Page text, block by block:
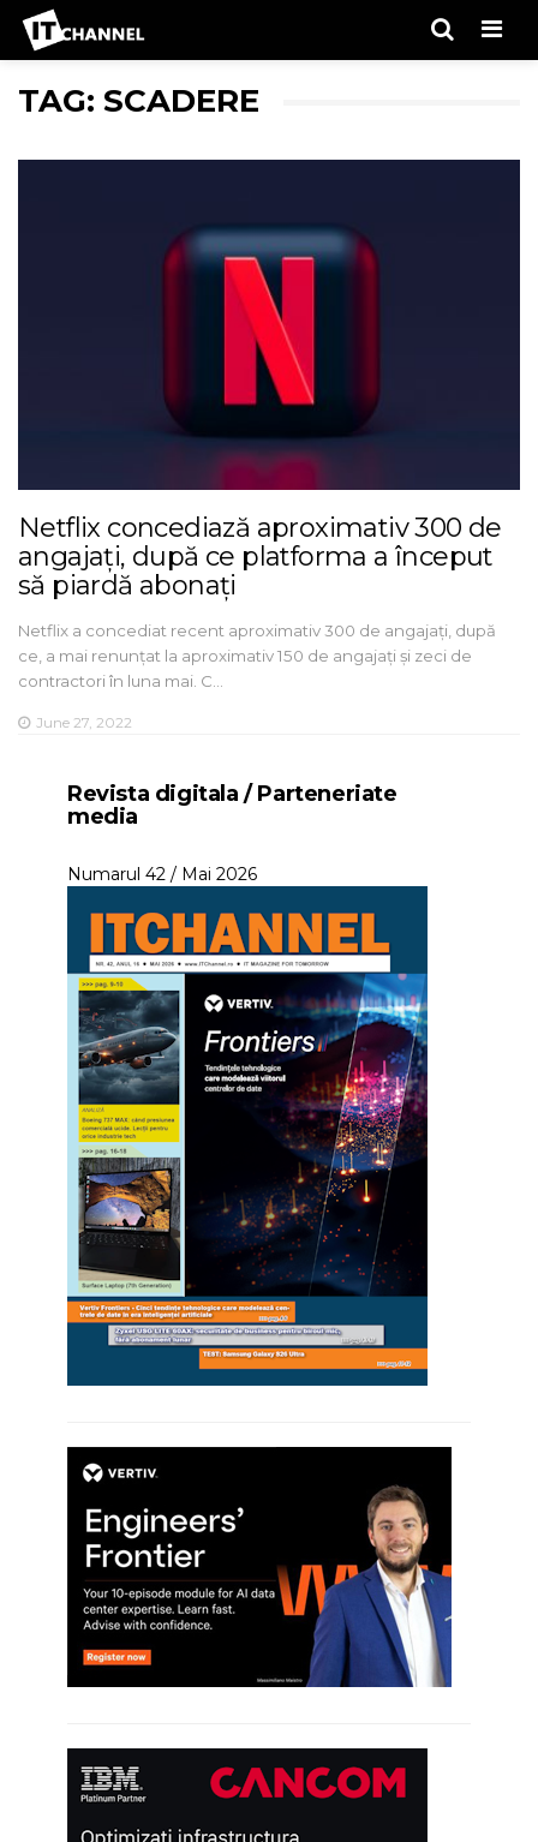
TAG: SCADERE
Netflix concediază aproximativ 300 de
angajați, după ce platforma a început
să piardă abonați
Netflix a concediat recent aproximativ 300 de angajați, după
ce, a mai renunțat la aproximativ 150 de angajați și zeci de
contractori în luna mai. C…
June 27, 2022
Revista digitala / Parteneriate
media
Numarul 42 / Mai 2026